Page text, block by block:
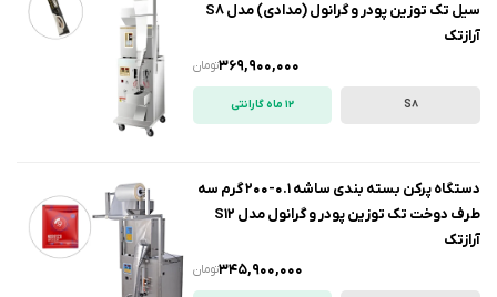
سیل تک توزین پودر و گرانول (مدادی) مدل S۸
آرازتک
تومان369,900,000
S8 12 ماه گارانتی
دستگاه پرکن بسته بندی ساشه 0.1-200 گرم سه
طرف دوخت تک توزین پودر و گرانول مدل S12
آرازتک
تومان345,900,000